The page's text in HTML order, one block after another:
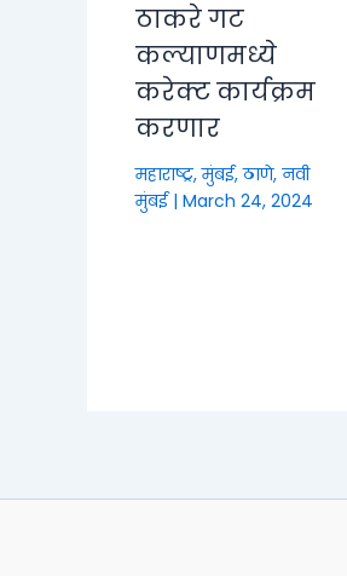
ठाकरे गट
कल्याणमध्ये
करेक्ट कार्यक्रम
करणार
महाराष्ट्र,मुंबई, ठाणे, नवी
मुंबई| March 24, 2024